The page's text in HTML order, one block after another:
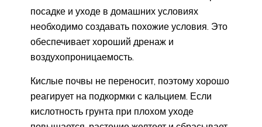
посадке и уходе в домашних условиях
необходимо создавать похожие условия. Это
обеспечивает хороший дренаж и
воздухопроницаемость.
Кислые почвы не переносит, поэтому хорошо
реагирует на подкормки с кальцием. Если
кислотность грунта при плохом уходе